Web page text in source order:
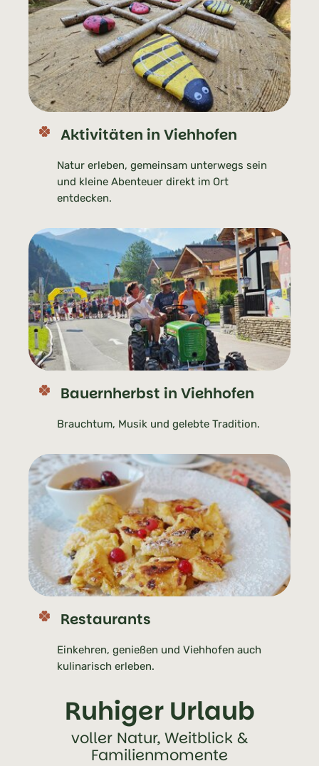
Aktivitäten in Viehhofen
Natur erleben, gemeinsam unterwegs sein
und kleine Abenteuer direkt im Ort
entdecken.
Bauernherbst in Viehhofen
Brauchtum, Musik und gelebte Tradition.
Restaurants
Einkehren, genießen und Viehhofen auch
kulinarisch erleben.
Ruhiger Urlaub
voller Natur, Weitblick &
Familienmomente